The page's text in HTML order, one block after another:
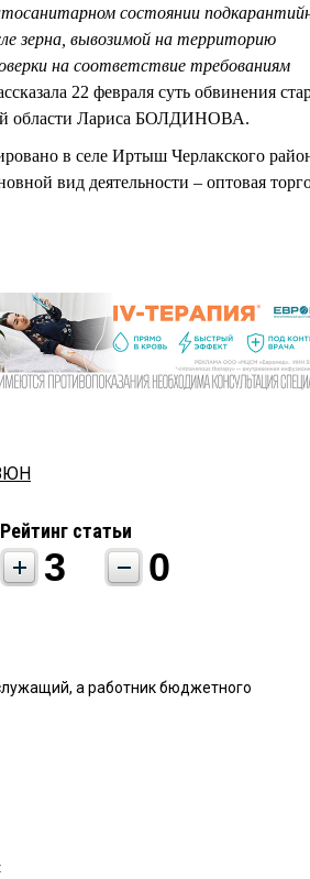
состоянии
зерна, вывозимой на территорию
на соответствие требованиям
22 февраля суть обвинения
области Лариса БОЛДИНОВА.
в селе Иртыш Черлакского
вид деятельности – оптовая
Рейтинг статьи
3 0
а работник бюджетного